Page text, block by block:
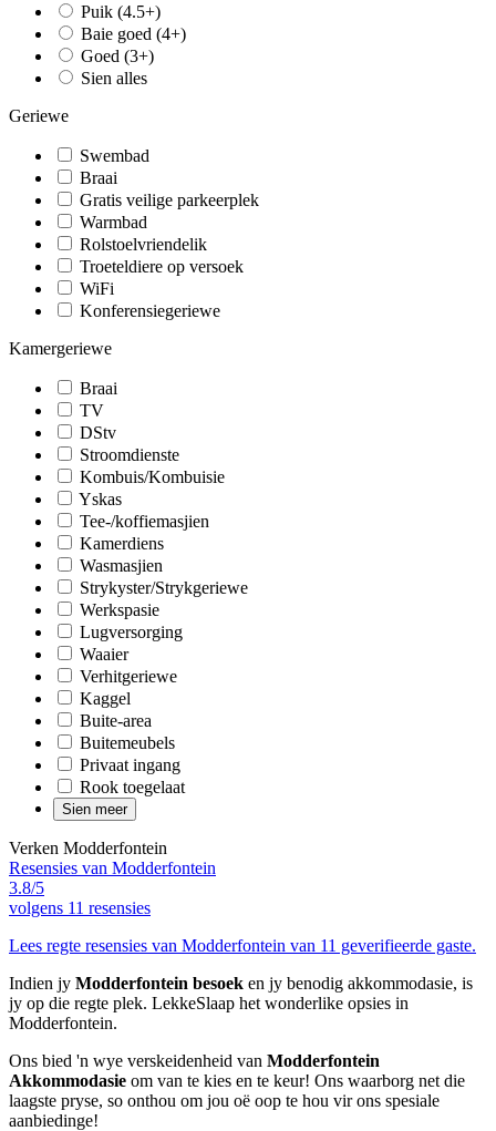
Puik (4.5+)
Baie goed (4+)
Goed (3+)
Sien alles
Geriewe
Swembad
Braai
Gratis veilige parkeerplek
Warmbad
Rolstoelvriendelik
Troeteldiere op versoek
WiFi
Konferensiegeriewe
Kamergeriewe
Braai
TV
DStv
Stroomdienste
Kombuis/Kombuisie
Yskas
Tee-/koffiemasjien
Kamerdiens
Wasmasjien
Strykyster/Strykgeriewe
Werkspasie
Lugversorging
Waaier
Verhitgeriewe
Kaggel
Buite-area
Buitemeubels
Privaat ingang
Rook toegelaat
Sien meer
Verken Modderfontein
Resensies van Modderfontein
3.8/5
volgens 11 resensies
Lees regte resensies van Modderfontein van 11 geverifieerde gaste.
Indien jy Modderfontein besoek en jy benodig akkommodasie, is
jy op die regte plek. LekkeSlaap het wonderlike opsies in
Modderfontein.
Ons bied 'n wye verskeidenheid van Modderfontein
Akkommodasie om van te kies en te keur! Ons waarborg net die
laagste pryse, so onthou om jou oë oop te hou vir ons spesiale
aanbiedinge!